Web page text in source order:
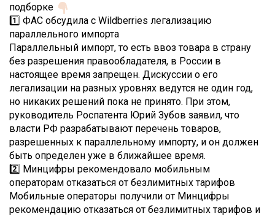
подборке
1️⃣ ФАС обсудила с Wildberries легализацию
параллельного импорта
Параллельный импорт, то есть ввоз товара в страну
без разрешения правообладателя, в России в
настоящее время запрещен. Дискуссии о его
легализации на разных уровнях ведутся не один год,
но никаких решений пока не принято. При этом,
руководитель Роспатента Юрий Зубов заявил, что
власти РФ разрабатывают перечень товаров,
разрешенных к параллельному импорту, и он должен
быть определен уже в ближайшее время.
2️⃣ Минцифры рекомендовало мобильным
операторам отказаться от безлимитных тарифов
Мобильные операторы получили от Минцифры
рекомендацию отказаться от безлимитных тарифов и